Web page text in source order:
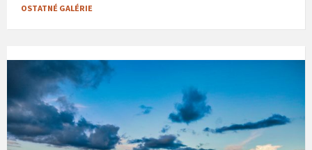
OSTATNÉ GALÉRIE